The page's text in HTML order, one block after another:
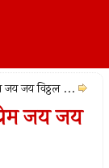
जय जय विठ्ठल ...
जय जय